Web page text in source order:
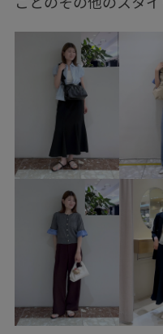
BVM36190 BVS16170
0318PRESS対象商品
2BUY10%OFF対象商品
BVX44070_BVX36070
VIS_2026SS_POLO2
vis_26ss_summertops
vis_okazakisae_june
vis_shikanoma
Web限定カラー